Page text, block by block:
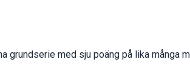
grundserie med sju poäng på lika många